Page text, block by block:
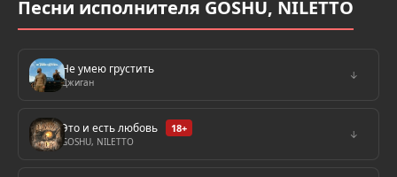
Песни исполнителя GOSHU, NILETTO
Не умею грустить
Джиган
↓
Это и есть любовь 18+
GOSHU, NILETTO
↓